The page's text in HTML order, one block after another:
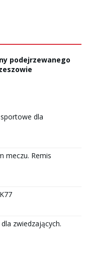
podejrzewanego
dla
meczu. Remis
zwiedzających.